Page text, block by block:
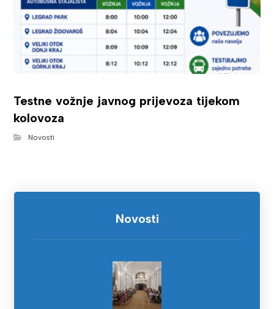
Testne vožnje javnog prijevoza tijekom
kolovoza
Novosti
Novosti